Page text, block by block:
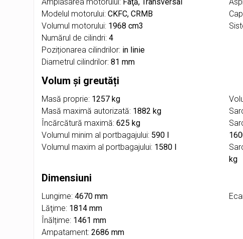
Modelul motorului:CKFC, CRMB
Volumul motorului: 1968 cm3
Numărul de cilindri:4
Poziționarea cilindrilor: in linie
Diametrul cilindrilor:81 mm
Volum și greutăți
Masă proprie: 1257 kg
Masă maximă autorizată: 1882 kg
Încărcătură maximă:625 kg
Volumul minim al portbagajului: 590 l
Volumul maxim al portbagajului: 1580 l
kg
Dimensiuni
Lungime:4670 mm
Lăţime: 1814 mm
Înălțime: 1461 mm
Ampatament:2686 mm